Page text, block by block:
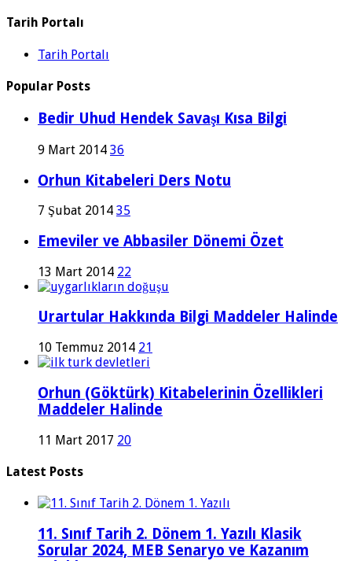
Tarih Portalı
Tarih Portalı
Popular Posts
Bedir Uhud Hendek Savaşı Kısa Bilgi
9 Mart 2014 36
Orhun Kitabeleri Ders Notu
7 Şubat 2014 35
Emeviler ve Abbasiler Dönemi Özet
13 Mart 2014 22
Urartular Hakkında Bilgi Maddeler Halinde
10 Temmuz 2014 21
Orhun (Göktürk) Kitabelerinin Özellikleri
Maddeler Halinde
11 Mart 2017 20
Latest Posts
11. Sınıf Tarih 2. Dönem 1. Yazılı Klasik
Sorular 2024, MEB Senaryo ve Kazanım